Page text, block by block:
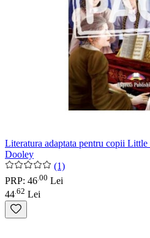
Literatura adaptata pentru copii
Dooley
(1)
PRP: 46 00 Lei
44 62 Lei